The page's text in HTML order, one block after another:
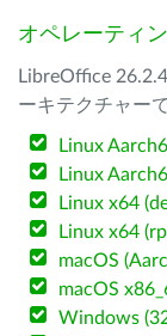
オペレーティ
LibreOffice
ーキテクチャー
Linux
Linux
Linux x64
Linux x64
macOS
macOS
Windows